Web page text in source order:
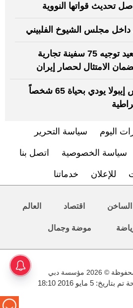
تحديث قواتها النووية
مجلس الشيوخ الفلبيني
الجيش الأميركي يعيد توجيه 75 سفينة تجارية
تفش جديد لفيروس إيبولا يودي بحياة 65 شخصاً
اليوم سياسة التحرير
سياسة الخصوصية اتصل بنا
للإعلان خدماتنا
الساخن اقتصاد العالم
موضة وجمال
مؤسسة دبي
5 مايو 2016 18:10